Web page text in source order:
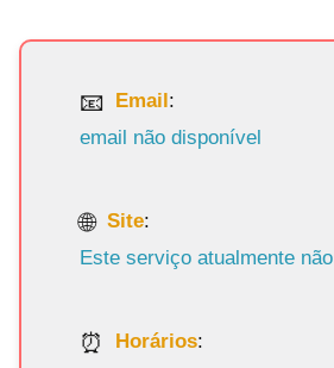
Email:
email não disponível
Site:
Este serviço atualmente
Horários: